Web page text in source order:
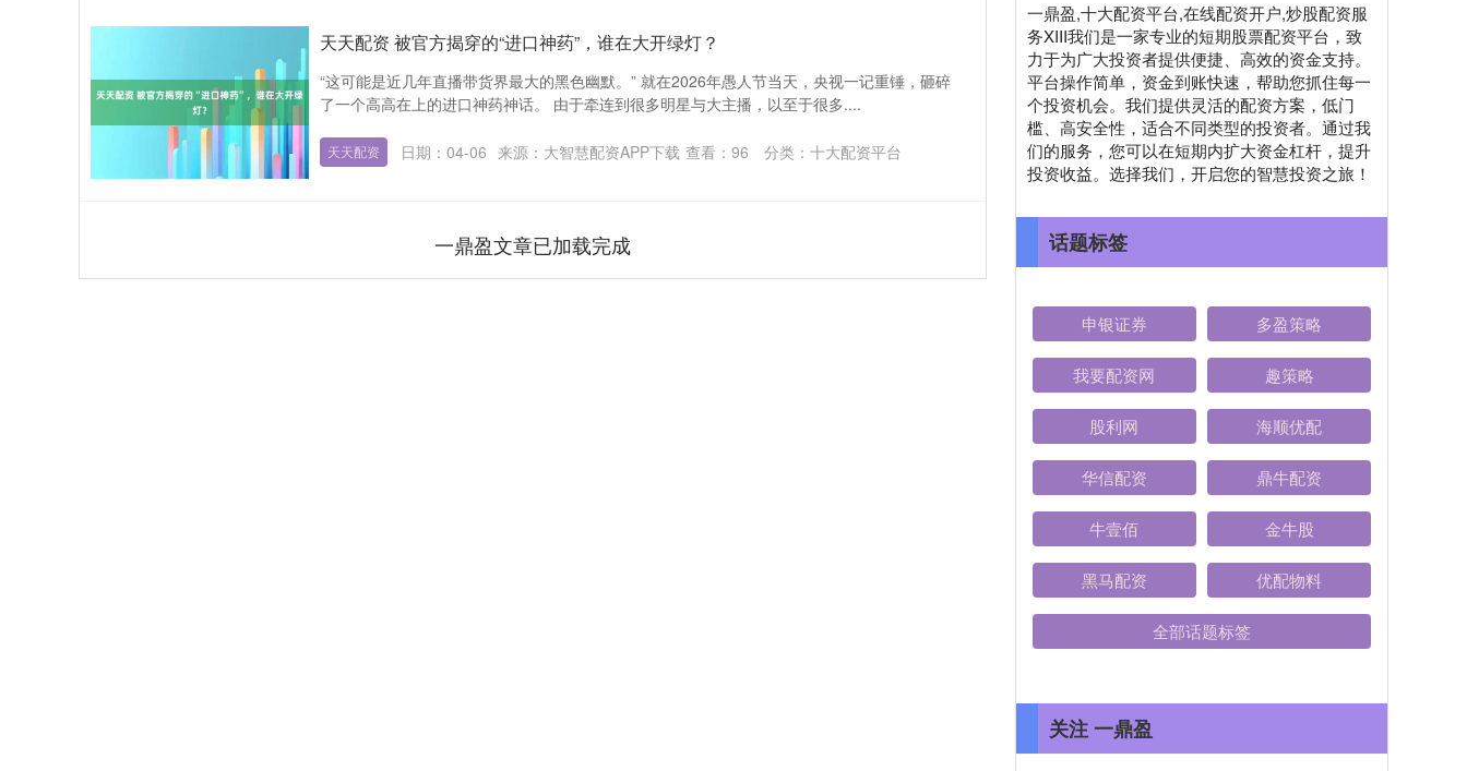
天天配资 被官方揭穿的“进口神药”，谁在大开绿灯？
“这可能是近几年直播带货界最大的黑色幽默。” 就在2026年愚人节当天，央视一记重锤，砸碎
了一个高高在上的进口神药神话。 由于牵连到很多明星与大主播，以至于很多....
天天配资 日期：04-06 来源：大智慧配资APP下载 查看： 96 分类： 十大配资平台
一鼎盈文章已加载完成
一鼎盈,十大配资平台,在线配资开户,炒股配资服
务XIII‌我们是一家专业的短期股票配资平台，致
力于为广大投资者提供便捷、高效的资金支持。
平台操作简单，资金到账快速，帮助您抓住每一
个投资机会。我们提供灵活的配资方案，低门
槛、高安全性，适合不同类型的投资者。通过我
们的服务，您可以在短期内扩大资金杠杆，提升
投资收益。选择我们，开启您的智慧投资之旅！
话题标签
申银证券 多盈策略
我要配资网 趣策略
股利网 海顺优配
华信配资 鼎牛配资
牛壹佰 金牛股
黑马配资 优配物料
全部话题标签
关注 一鼎盈